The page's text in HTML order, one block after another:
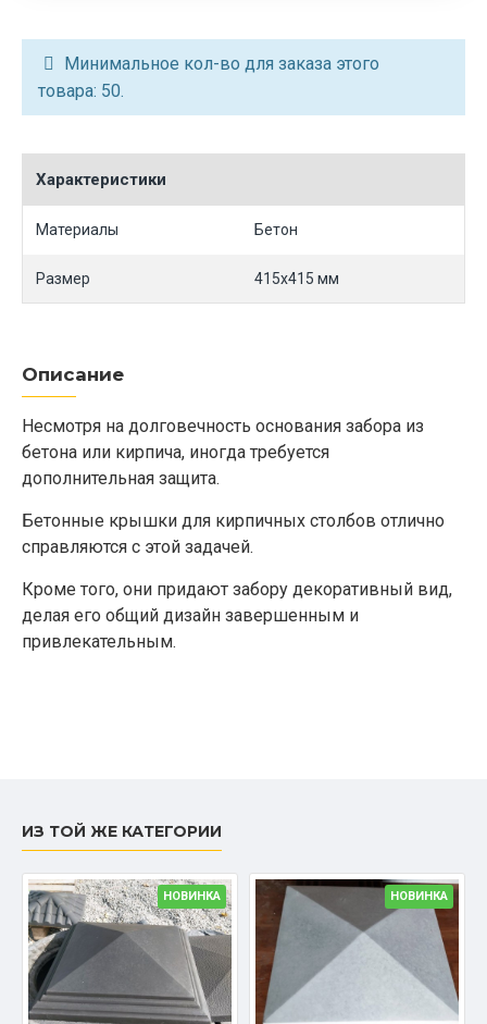
Минимальное кол-во для заказа этого
товара: 50.
Характеристики
Материалы Бетон
Размер 415х415 мм
Описание
Несмотря на долговечность основания забора из
бетона или кирпича, иногда требуется
дополнительная защита.
Бетонные крышки для кирпичных столбов отлично
справляются с этой задачей.
Кроме того, они придают забору декоративный вид,
делая его общий дизайн завершенным и
привлекательным.
ИЗ ТОЙ ЖЕ КАТЕГОРИИ
НОВИНКА НОВИНКА